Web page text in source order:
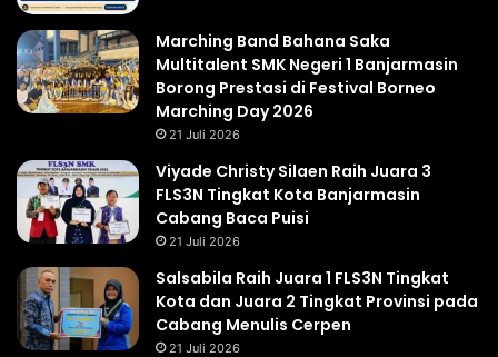
Marching Band Bahana Saka
Multitalent SMK Negeri 1 Banjarmasin
Borong Prestasi di Festival Borneo
Marching Day 2026
21 Juli 2026
Viyade Christy Silaen Raih Juara 3
FLS3N Tingkat Kota Banjarmasin
Cabang Baca Puisi
21 Juli 2026
Salsabila Raih Juara 1 FLS3N Tingkat
Kota dan Juara 2 Tingkat Provinsi pada
Cabang Menulis Cerpen
21 Juli 2026